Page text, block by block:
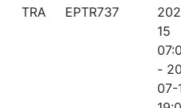
TRA EPTR737
15
-
07-